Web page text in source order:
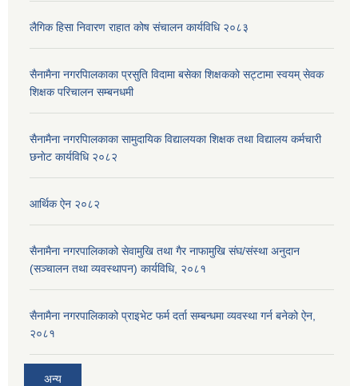
लैगिक हिसा निवारण राहात कोष संचालन कार्यविधि २०८३
सैनामैना नगरपािलकाका प्रसुति विदामा बसेका शिक्षककाे सट्टामा स्वयम् सेवक
शिक्षक परिचालन सम्बनधमी
सैनामैना नगरपािलकाका सामुदायिक विद्यालयका शिक्षक तथा विद्यालय कर्मचारी
छनाेट कार्यविधि २०८२
आर्थिक ऐन २०८२
सैनामैना नगरपालिकाको सेवामुखि तथा गैर नाफामुखि संघ/संस्था अनुदान
(सञ्चालन तथा व्यवस्थापन) कार्यविधि, २०८१
सैनामैना नगरपालिकाको प्राइभेट फर्म दर्ता सम्बन्धमा व्यवस्था गर्न बनेको ऐन,
२०८१
अन्य